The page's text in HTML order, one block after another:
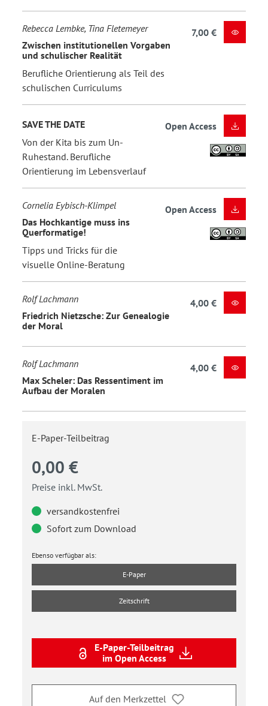
Rebecca Lembke, Tina Fletemeyer
Zwischen institutionellen Vorgaben
und schulischer Realität
Berufliche Orientierung als Teil des
schulischen Curriculums
7,00 €
SAVE THE DATE
Von der Kita bis zum Un-
Ruhestand. Berufliche
Orientierung im Lebensverlauf
Open Access
Cornelia Eybisch-Klimpel
Das Hochkantige muss ins
Querformatige!
Tipps und Tricks für die
visuelle Online-Beratung
Open Access
Rolf Lachmann
Friedrich Nietzsche: Zur Genealogie
der Moral
4,00 €
Rolf Lachmann
Max Scheler: Das Ressentiment im
Aufbau der Moralen
4,00 €
E-Paper-Teilbeitrag
0,00 €
Preise inkl. MwSt.
versandkostenfrei
Sofort zum Download
Ebenso verfügbar als:
E-Paper
Zeitschrift
E-Paper-Teilbeitrag
im Open Access
Auf den Merkzettel